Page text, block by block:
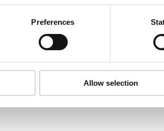
Preferences
Allow selection
Ruolo*
Invia